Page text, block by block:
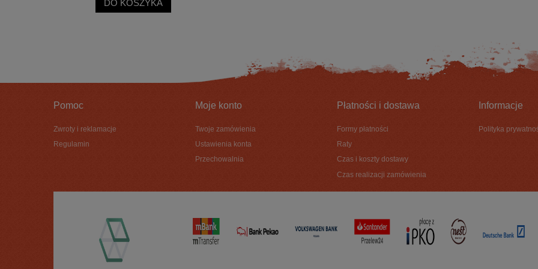
DO KOSZYKA
Pomoc
Zwroty i reklamacje
Regulamin
Moje konto
Twoje zamówienia
Ustawienia konta
Przechowalnia
Płatności i dostawa
Formy płatności
Raty
Czas i koszty dostawy
Czas realizacji zamówienia
Informacje
Polityka